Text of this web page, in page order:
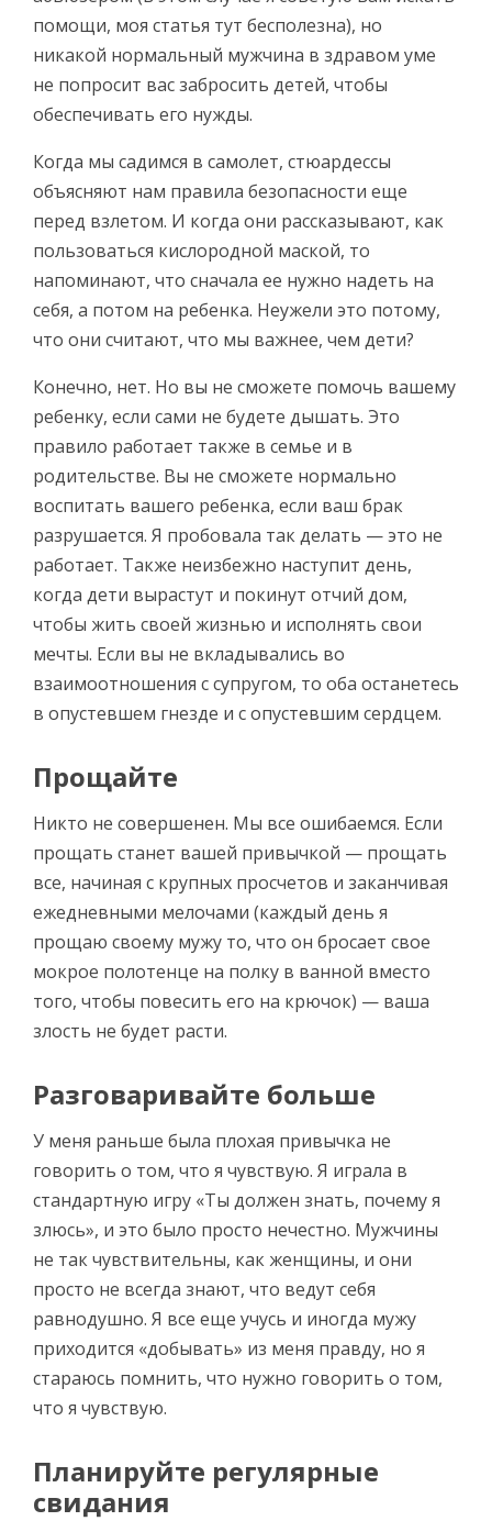
помощи, моя статья тут бесполезна), но
никакой нормальный мужчина в здравом уме
не попросит вас забросить детей, чтобы
обеспечивать его нужды.
Когда мы садимся в самолет, стюардессы
объясняют нам правила безопасности еще
перед взлетом. И когда они рассказывают, как
пользоваться кислородной маской, то
напоминают, что сначала ее нужно надеть на
себя, а потом на ребенка. Неужели это потому,
что они считают, что мы важнее, чем дети?
Конечно, нет. Но вы не сможете помочь вашему
ребенку, если сами не будете дышать. Это
правило работает также в семье и в
родительстве. Вы не сможете нормально
воспитать вашего ребенка, если ваш брак
разрушается. Я пробовала так делать — это не
работает. Также неизбежно наступит день,
когда дети вырастут и покинут отчий дом,
чтобы жить своей жизнью и исполнять свои
мечты. Если вы не вкладывались во
взаимоотношения с супругом, то оба останетесь
в опустевшем гнезде и с опустевшим сердцем.
Прощайте
Никто не совершенен. Мы все ошибаемся. Если
прощать станет вашей привычкой — прощать
все, начиная с крупных просчетов и заканчивая
ежедневными мелочами (каждый день я
прощаю своему мужу то, что он бросает свое
мокрое полотенце на полку в ванной вместо
того, чтобы повесить его на крючок) — ваша
злость не будет расти.
Разговаривайте больше
У меня раньше была плохая привычка не
говорить о том, что я чувствую. Я играла в
стандартную игру «Ты должен знать, почему я
злюсь», и это было просто нечестно. Мужчины
не так чувствительны, как женщины, и они
просто не всегда знают, что ведут себя
равнодушно. Я все еще учусь и иногда мужу
приходится «добывать» из меня правду, но я
стараюсь помнить, что нужно говорить о том,
что я чувствую.
Планируйте регулярные
свидания